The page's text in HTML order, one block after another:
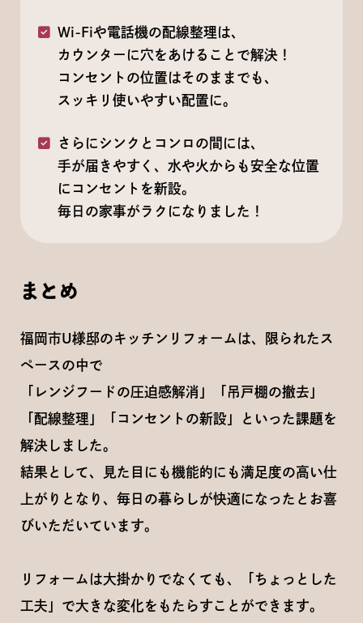
Wi-Fiや電話機の配線整理は、
カウンターに穴をあけることで解決！
コンセントの位置はそのままでも、
スッキリ使いやすい配置に。
さらにシンクとコンロの間には、
手が届きやすく、水や火からも安全な位置
にコンセントを新設。
毎日の家事がラクになりました！
まとめ
福岡市U様邸のキッチンリフォームは、限られたス
ペースの中で
「レンジフードの圧迫感解消」「吊戸棚の撤去」
「配線整理」「コンセントの新設」といった課題を
解決しました。
結果として、見た目にも機能的にも満足度の高い仕
上がりとなり、毎日の暮らしが快適になったとお喜
びいただいています。
リフォームは大掛かりでなくても、「ちょっとした
工夫」で大きな変化をもたらすことができます。